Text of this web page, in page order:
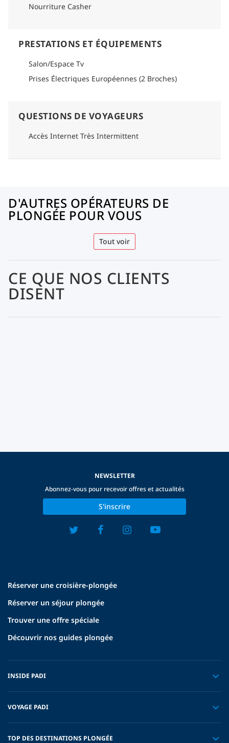
Nourriture Casher
PRESTATIONS ET ÉQUIPEMENTS
Salon/Espace Tv
Prises Électriques Européennes (2 Broches)
QUESTIONS DE VOYAGEURS
Accès Internet Très Intermittent
D'AUTRES OPÉRATEURS DE
PLONGÉE POUR VOUS
Tout voir
CE QUE NOS CLIENTS
DISENT
Réserver une croisière-plongée
Réserver un séjour plongée
Trouver une offre spéciale
Découvrir nos guides plongée
INSIDE PADI
VOYAGE PADI
TOP DES DESTINATIONS PLONGÉE
NEWSLETTER
Abonnez-vous pour recevoir offres et actualités
S'inscrire